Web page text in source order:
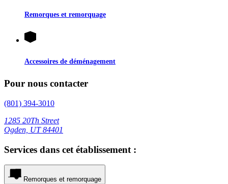
Remorques et remorquage
Accessoires de déménagement
Pour nous contacter
(801) 394-3010
1285 20Th Street
Ogden, UT 84401
Services dans cet établissement :
Remorques et remorquage